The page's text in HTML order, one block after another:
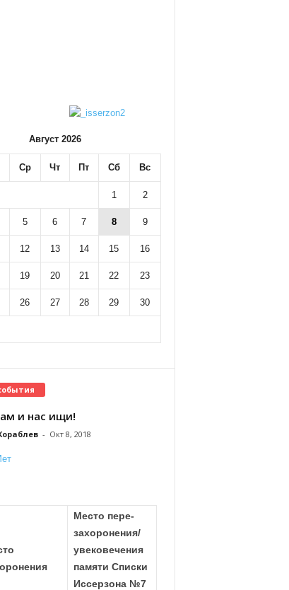
Место пере-
захоронения/
увековечения
памяти Списки
Иссерзона №7
Август 2026
Ср Чт Пт Сб Вс
1 2
5 6 7 8 9
12 13 14 15 16
19 20 21 22 23
26 27 28 29 30
и нас ищи!
- Окт 8, 2018